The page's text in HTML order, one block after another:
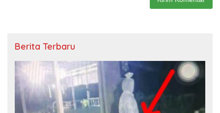
Berita Terbaru